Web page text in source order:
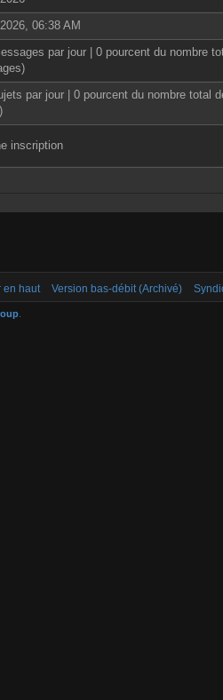
06:38 AM
par jour | 0 pourcent du nombre
par jour | 0 pourcent du nombre total
inscription
en haut Version bas-débit (Archivé)